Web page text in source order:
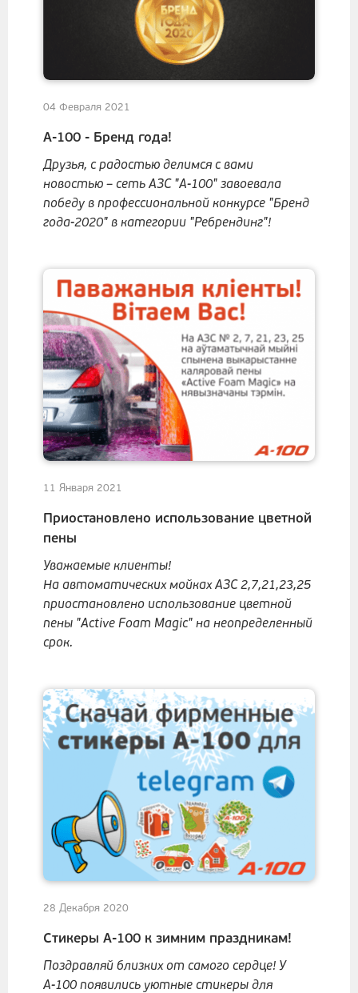
04 Февраля 2021
А-100 - Бренд года!
Друзья, с радостью делимся с вами
новостью – сеть АЗС "А-100" завоевала
победу в профессиональной конкурсе "Бренд
года-2020" в категории "Ребрендинг"!
11 Января 2021
Приостановлено использование цветной
пены
Уважаемые клиенты!
На автоматических мойках АЗС 2,7,21,23,25
приостановлено использование цветной
пены "Active Foam Magic" на неопределенный
срок.
28 Декабря 2020
Стикеры А-100 к зимним праздникам!
Поздравляй близких от самого сердце! У
А-100 появились уютные стикеры для